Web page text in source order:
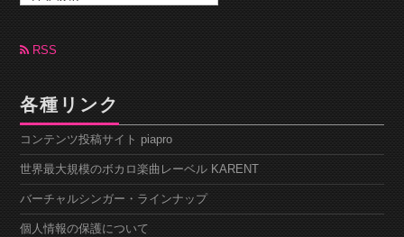
カ
ブ RSS
各種リンク
コンテンツ投稿サイト piapro
世界最大規模のボカロ楽曲レーベル KARENT
バーチャルシンガー・ラインナップ
個人情報の保護について